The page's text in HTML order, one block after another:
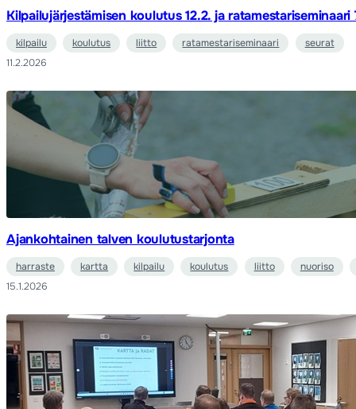
Kilpailujärjestämisen koulutus 12.2. ja ratamestariseminaari
kilpailu koulutus liitto ratamestariseminaari
seurat
11.2.2026
Ajankohtainen talven koulutustarjonta
harraste kartta kilpailu koulutus liitto
nuoriso
15.1.2026